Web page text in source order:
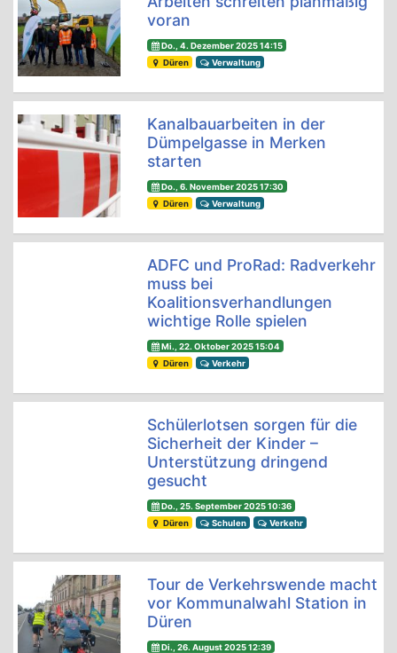
voran
Do., 4. Dezember 2025 14:15
Düren
Verwaltung
Kanalbauarbeiten in der
Dümpelgasse in Merken
starten
Do., 6. November 2025 17:30
Düren
Verwaltung
ADFC und ProRad: Radverkehr
muss bei
Koalitionsverhandlungen
wichtige Rolle spielen
Mi., 22. Oktober 2025 15:04
Düren
Verkehr
Schülerlotsen sorgen für die
Sicherheit der Kinder –
Unterstützung dringend
gesucht
Do., 25. September 2025 10:36
Düren
Schulen Verkehr
Tour de Verkehrswende macht
vor Kommunalwahl Station in
Düren
Di., 26. August 2025 12:39